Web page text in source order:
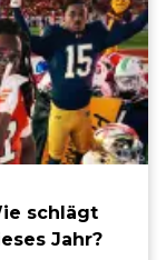
schlägt
Jahr?